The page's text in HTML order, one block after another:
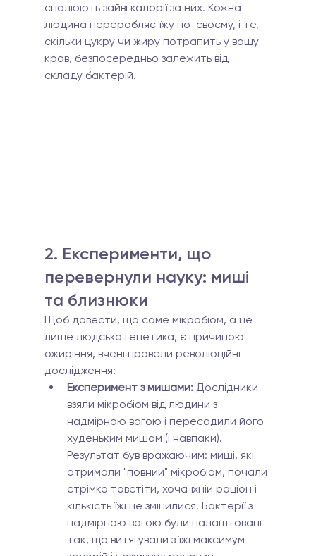
спалюють зайві калорії за них. Кожна
людина переробляє їжу по-своєму, і те,
скільки цукру чи жиру потрапить у вашу
кров, безпосередньо залежить від
складу бактерій.
2. Експерименти, що
перевернули науку: миші
та близнюки
Щоб довести, що саме мікробіом, а не
лише людська генетика, є причиною
ожиріння, вчені провели революційні
дослідження:
Експеримент з мишами: Дослідники
взяли мікробіом від людини з
надмірною вагою і пересадили його
худеньким мишам (і навпаки).
Результат був вражаючим: миші, які
отримали "повний" мікробіом, почали
стрімко товстіти, хоча їхній раціон і
кількість їжі не змінилися. Бактерії з
надмірною вагою були налаштовані
так, що витягували з їжі максимум